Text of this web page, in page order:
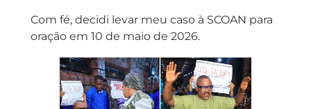
Com fé, decidi levar meu caso à SCOAN para
oração em 10 de maio de 2026.